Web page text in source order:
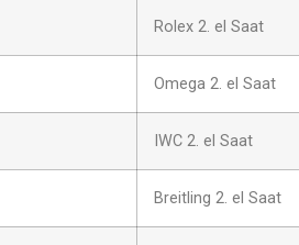
Rolex 2. el Saat
Omega 2. el Saat
IWC 2. el Saat
Breitling 2. el Saat